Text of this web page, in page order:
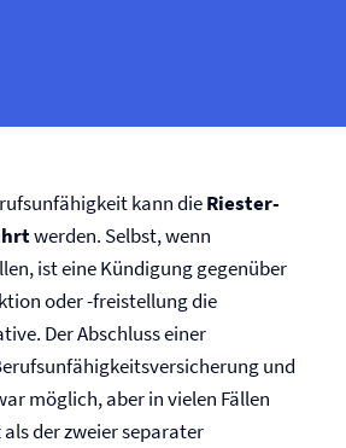
kann dieRiester-
werden. Selbst, wenn
ist eine Kündigung gegenüber
oder -freistellung die
Der Abschluss einer
und
möglich, aber in vielen Fällen
der zweier separater